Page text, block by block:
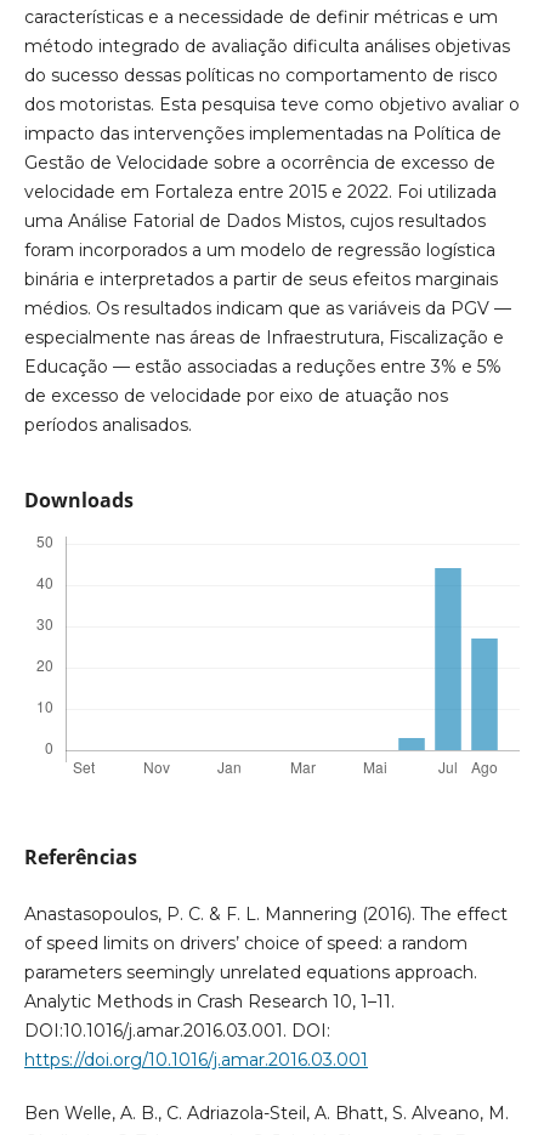
características e a necessidade de definir métricas e um
método integrado de avaliação dificulta análises objetivas
do sucesso dessas políticas no comportamento de risco
dos motoristas. Esta pesquisa teve como objetivo avaliar o
impacto das intervenções implementadas na Política de
Gestão de Velocidade sobre a ocorrência de excesso de
velocidade em Fortaleza entre 2015 e 2022. Foi utilizada
uma Análise Fatorial de Dados Mistos, cujos resultados
foram incorporados a um modelo de regressão logística
binária e interpretados a partir de seus efeitos marginais
médios. Os resultados indicam que as variáveis da PGV —
especialmente nas áreas de Infraestrutura, Fiscalização e
Educação — estão associadas a reduções entre 3% e 5%
de excesso de velocidade por eixo de atuação nos
períodos analisados.
Downloads
Referências
Anastasopoulos, P. C. & F. L. Mannering (2016). The effect
of speed limits on drivers’ choice of speed: a random
parameters seemingly unrelated equations approach.
Analytic Methods in Crash Research 10, 1–11.
DOI:10.1016/j.amar.2016.03.001. DOI:
https://doi.org/10.1016/j.amar.2016.03.001
Ben Welle, A. B., C. Adriazola-Steil, A. Bhatt, S. Alveano, M.